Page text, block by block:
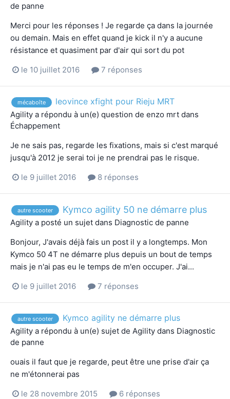
de panne
Merci pour les réponses ! Je regarde ça dans la journée
ou demain. Mais en effet quand je kick il n'y a aucune
résistance et quasiment par d'air qui sort du pot
le 10 juillet 2016 7 réponses
mécaboîte leovince xfight pour Rieju MRT
Agility a répondu à un(e) question de enzo mrt dans
Échappement
Je ne sais pas, regarde les fixations, mais si c'est marqué
jusqu'à 2012 je serai toi je ne prendrai pas le risque.
le 9 juillet 2016 8 réponses
autre scooter Kymco agility 50 ne démarre plus
Agility a posté un sujet dans Diagnostic de panne
Bonjour, J'avais déjà fais un post il y a longtemps. Mon
Kymco 50 4T ne démarre plus depuis un bout de temps
mais je n'ai pas eu le temps de m'en occuper. J'ai...
le 9 juillet 2016 7 réponses
autre scooter Kymco agility ne démarre plus
Agility a répondu à un(e) sujet de Agility dans Diagnostic
de panne
ouais il faut que je regarde, peut être une prise d'air ça
ne m'étonnerai pas
le 28 novembre 2015 6 réponses